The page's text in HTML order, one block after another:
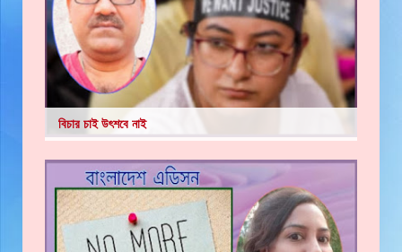
বিচার চাই উৎশবে নাই